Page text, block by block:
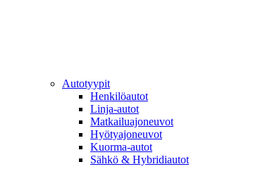
Autotyypit
Henkilöautot
Linja-autot
Matkailuajoneuvot
Hyötyajoneuvot
Kuorma-autot
Sähkö & Hybridiautot